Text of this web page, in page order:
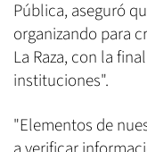
Pública, aseguró
organizando para
La Raza, con la
instituciones".
"Elementos de